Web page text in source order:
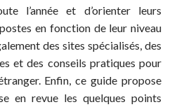
l’année et d’orienter leurs
en fonction de leur niveau
des sites spécialisés, des
et des conseils pratiques pour
Enfin, ce guide propose
en revue les quelques points